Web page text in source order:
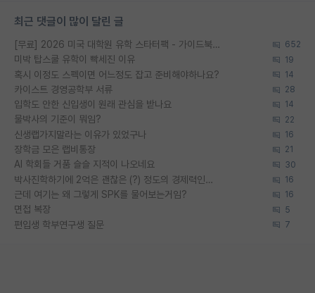
최근 댓글이 많이 달린 글
[무료] 2026 미국 대학원 유학 스타터팩 - 가이드북 & 합격자 컨택메일 템플릿 652
미박 탑스쿨 유학이 빡세진 이유 19
혹시 이정도 스펙이면 어느정도 잡고 준비해야하나요? 14
카이스트 경영공학부 서류 28
입학도 안한 신입생이 원래 관심을 받나요 14
물박사의 기준이 뭐임? 22
신생랩가지말라는 이유가 있었구나 16
장학금 모은 랩비통장 21
AI 학회들 거품 슬슬 지적이 나오네요 30
박사진학하기에 2억은 괜찮은 (?) 정도의 경제력인가요 16
근데 여기는 왜 그렇게 SPK를 물어보는거임? 16
면접 복장 5
편입생 학부연구생 질문 7